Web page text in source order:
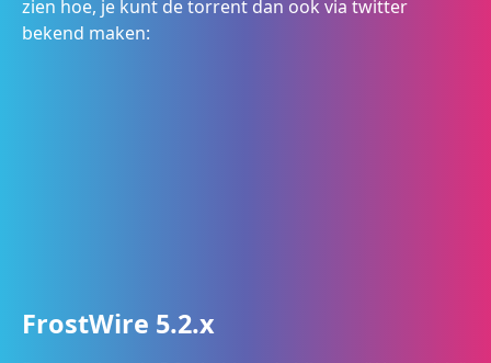
zien hoe, je kunt de torrent dan ook via twitter
bekend maken:
FrostWire 5.2.x